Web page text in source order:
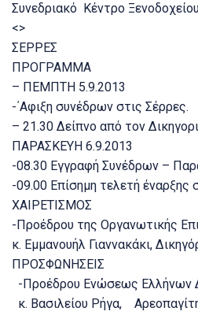
Συνεδριακό Κέντρο Ξενοδοχείου
<>
ΣΕΡΡΕΣ
ΠΡΟΓΡΑΜΜΑ
– ΠΕΜΠΤΗ 5.9.2013
-΄Αφιξη συνέδρων στις Σέρρες.
– 21.30 Δείπνο από τον
ΠΑΡΑΣΚΕΥΗ 6.9.2013
-08.30 Εγγραφή Συνέδρων –
-09.00 Επίσημη τελετή έναρξης
ΧΑΙΡΕΤΙΣΜΟΣ
-Προέδρου της Οργανωτικής
κ. Εμμανουήλ Γιαννακάκι,
ΠΡΟΣΦΩΝΗΣΕΙΣ
-Προέδρου Ενώσεως Ελλήνων
κ. Βασιλείου Ρήγα,